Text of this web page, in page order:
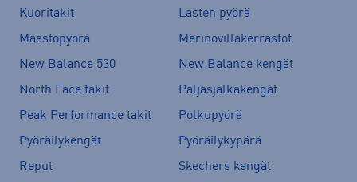
Kuoritakit
Lasten pyörä
Maastopyörä
Merinovillakerrastot
New Balance 530
New Balance kengät
North Face takit
Paljasjalkakengät
Peak Performance takit
Polkupyörä
Pyöräilykengät
Pyöräilykypärä
Reput
Skechers kengät